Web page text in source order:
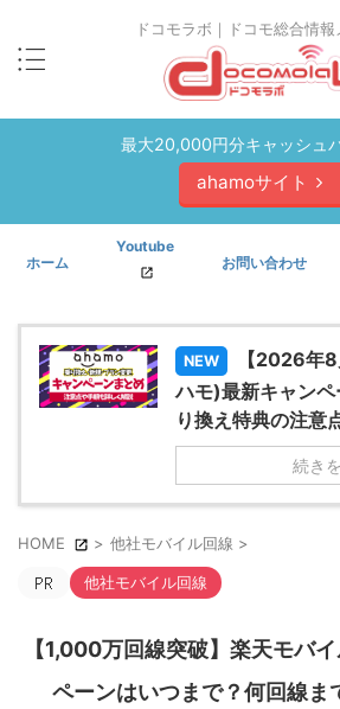
ドコモラボ｜ドコモ総合情報
最大20,000円分キャッシュ
ahamoサイト
ホーム
Youtube
お問い合わせ
NEW
【2026年
ハモ)最新キャン
り換え特典の注意
続き
HOME > 他社モバイル回線 >
他社モバイル回線
【1,000万回線突破】楽天モバ
ペーンはいつまで？何回線ま